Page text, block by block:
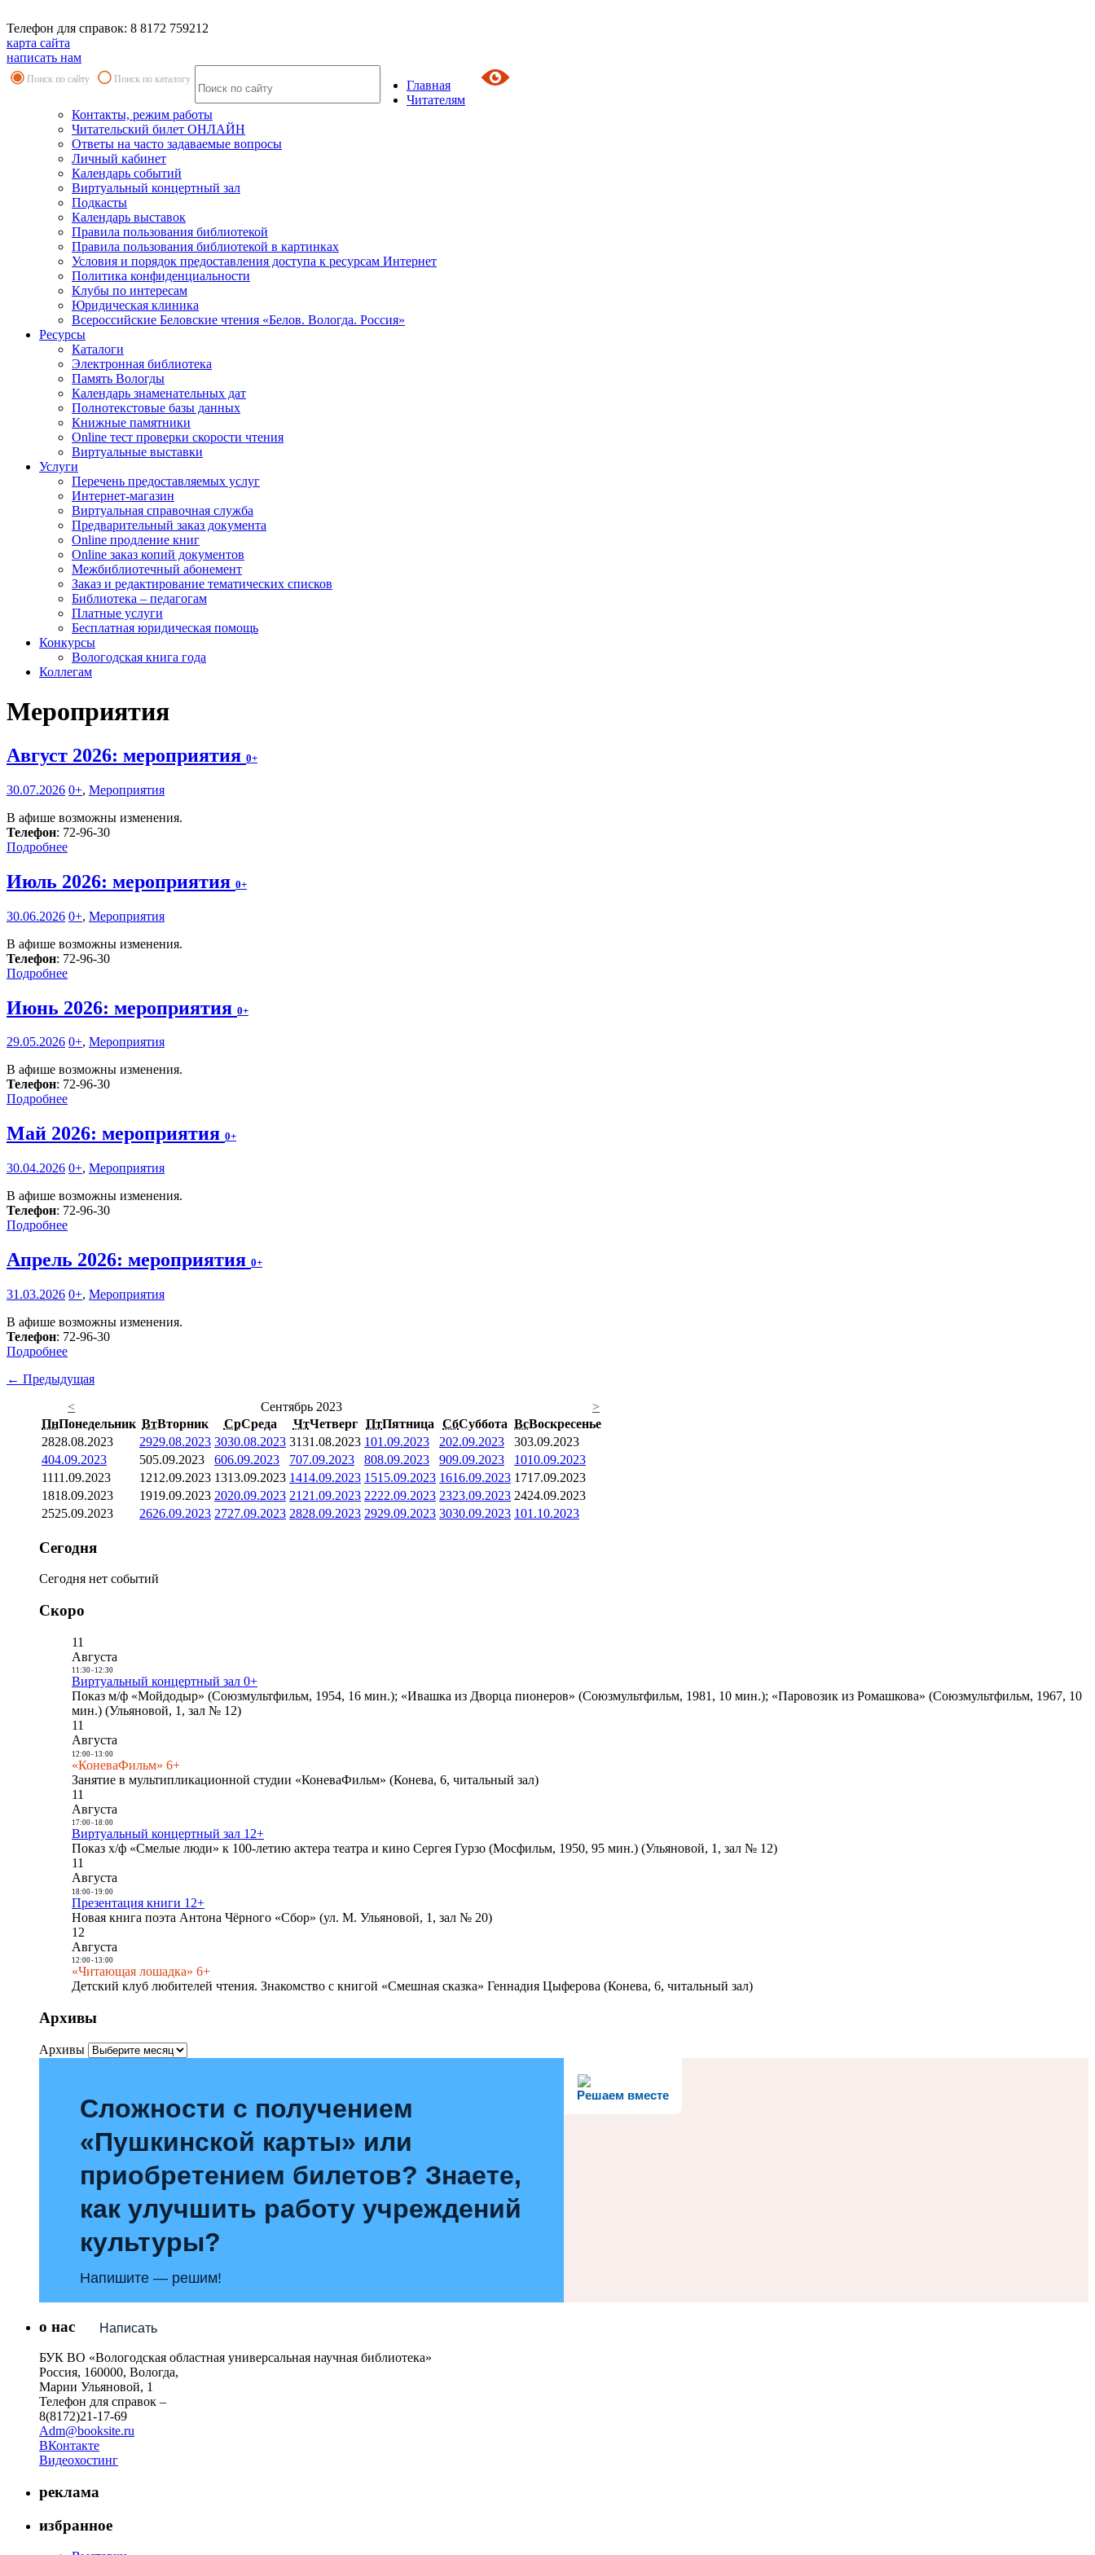
Телефон для справок: 8 8172 759212
карта сайта
написать нам
Поиск по сайту Поиск по каталогу
Главная
Читателям
Контакты, режим работы
Читательский билет ОНЛАЙН
Ответы на часто задаваемые вопросы
Личный кабинет
Календарь событий
Виртуальный концертный зал
Подкасты
Календарь выставок
Правила пользования библиотекой
Правила пользования библиотекой в картинках
Условия и порядок предоставления доступа к ресурсам Интернет
Политика конфиденциальности
Клубы по интересам
Юридическая клиника
Всероссийские Беловские чтения «Белов. Вологда. Россия»
Ресурсы
Каталоги
Электронная библиотека
Память Вологды
Календарь знаменательных дат
Полнотекстовые базы данных
Книжные памятники
Online тест проверки скорости чтения
Виртуальные выставки
Услуги
Перечень предоставляемых услуг
Интернет-магазин
Виртуальная справочная служба
Предварительный заказ документа
Online продление книг
Online заказ копий документов
Межбиблиотечный абонемент
Заказ и редактирование тематических списков
Библиотека – педагогам
Платные услуги
Бесплатная юридическая помощь
Конкурсы
Вологодская книга года
Коллегам
Мероприятия
Август 2026: мероприятия 0+
30.07.2026 0+, Мероприятия
В афише возможны изменения.
Телефон: 72-96-30
Подробнее
Июль 2026: мероприятия 0+
30.06.2026 0+, Мероприятия
В афише возможны изменения.
Телефон: 72-96-30
Подробнее
Июнь 2026: мероприятия 0+
29.05.2026 0+, Мероприятия
В афише возможны изменения.
Телефон: 72-96-30
Подробнее
Май 2026: мероприятия 0+
30.04.2026 0+, Мероприятия
В афише возможны изменения.
Телефон: 72-96-30
Подробнее
Апрель 2026: мероприятия 0+
31.03.2026 0+, Мероприятия
В афише возможны изменения.
Телефон: 72-96-30
Подробнее
← Предыдущая
<
Сентябрь 2023
>
ПнПонедельник ВтВторник СрСреда ЧтЧетверг ПтПятница СбСуббота ВсВоскресенье
2828.08.2023 2929.08.2023 3030.08.2023 3131.08.2023 101.09.2023 202.09.2023 303.09.2023
404.09.2023 505.09.2023 606.09.2023 707.09.2023 808.09.2023 909.09.2023 1010.09.2023
1111.09.2023 1212.09.2023 1313.09.2023 1414.09.2023 1515.09.2023 1616.09.2023 1717.09.2023
1818.09.2023 1919.09.2023 2020.09.2023 21 21.09.2023 2222.09.2023 2323.09.2023 2424.09.2023
2525.09.2023 2626.09.2023 2727.09.2023 2828.09.2023 2929.09.2023 3030.09.2023 101.10.2023
Сегодня
Сегодня нет событий
Скоро
11
Августа
11:30- 12:30
Виртуальный концертный зал 0+
Показ м/ф «Мойдодыр» (Союзмультфильм, 1954, 16 мин.); «Ивашка из Дворца пионеров» (Союзмультфильм, 1981, 10 мин.); «Паровозик из Ромашкова» (Союзмультфильм, 1967, 10
мин.) (Ульяновой, 1, зал № 12)
11
Августа
12:00- 13:00
«КоневаФильм» 6+
Занятие в мультипликационной студии «КоневаФильм» (Конева, 6, читальный зал)
11
Августа
17:00- 18:00
Виртуальный концертный зал 12+
Показ х/ф «Смелые люди» к 100-летию актера театра и кино Сергея Гурзо (Мосфильм, 1950, 95 мин.) (Ульяновой, 1, зал № 12)
11
Августа
18:00- 19:00
Презентация книги 12+
Новая книга поэта Антона Чёрного «Сбор» (ул. М. Ульяновой, 1, зал № 20)
12
Августа
12:00- 13:00
«Читающая лошадка» 6+
Детский клуб любителей чтения. Знакомство с книгой «Смешная сказка» Геннадия Цыферова (Конева, 6, читальный зал)
Архивы
Архивы
Решаем вместе
Сложности с получением
«Пушкинской карты» или
приобретением билетов? Знаете,
как улучшить работу учреждений
культуры?
Напишите — решим!
Написать
о нас
БУК ВО «Вологодская областная универсальная научная библиотека»
Россия, 160000, Вологда,
Марии Ульяновой, 1
Телефон для справок –
8(8172)21-17-69
Adm@booksite.ru
ВКонтакте
Видеохостинг
реклама
избранное